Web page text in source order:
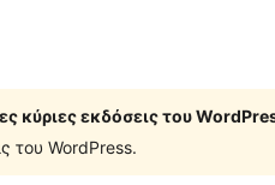
κύριες εκδόσεις του
του WordPress.